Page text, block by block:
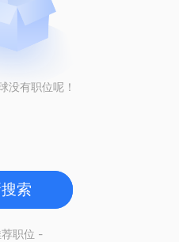
没有职位呢！
索
职位 -